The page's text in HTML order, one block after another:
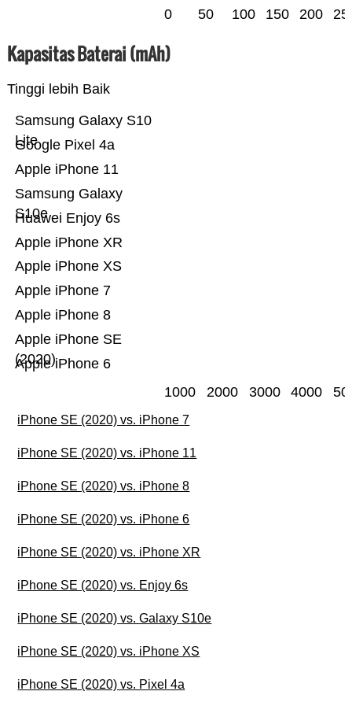
0 50 100 150 200
Kapasitas Baterai (mAh)
Tinggi lebih Baik
Apple iPhone 6
Apple iPhone SE
(2020)
Apple iPhone 8
Apple iPhone 7
Apple iPhone XS
Apple iPhone XR
Huawei Enjoy 6s
Samsung Galaxy
S10e
Apple iPhone 11
Google Pixel 4a
Samsung Galaxy S10
Lite
1000 2000 3000 4000
iPhone SE (2020) vs. iPhone 7
iPhone SE (2020) vs. iPhone 11
iPhone SE (2020) vs. iPhone 8
iPhone SE (2020) vs. iPhone 6
iPhone SE (2020) vs. iPhone XR
iPhone SE (2020) vs. Enjoy 6s
iPhone SE (2020) vs. Galaxy S10e
iPhone SE (2020) vs. iPhone XS
iPhone SE (2020) vs. Pixel 4a